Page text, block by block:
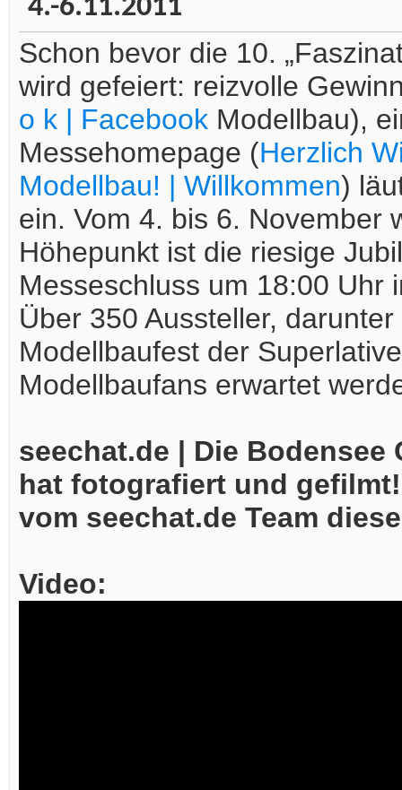
4.-6.11.2011
Schon bevor die 10.
wird gefeiert: reizvolle
o k | Facebook Modellbau),
Messehomepage (Herzlich
Modellbau! | Willkommen)
ein. Vom 4. bis 6. November
Höhepunkt ist die riesige
Messeschluss um 18:00 Uhr
Über 350 Aussteller,
Modellbaufest der
Modellbaufans erwartet
seechat.de | Die
hat fotografiert und
vom seechat.de Team
Video: